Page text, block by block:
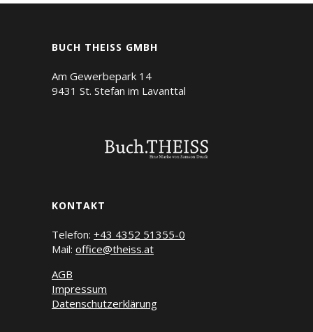
BUCH THEISS GMBH
Am Gewerbepark 14
9431 St. Stefan im Lavanttal
KONTAKT
Telefon: +43 4352 51355-0
Mail: office@theiss.at
AGB
Impressum
Datenschutzerklärung